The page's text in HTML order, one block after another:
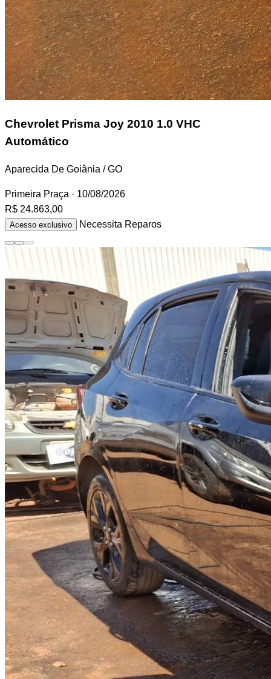
Chevrolet Prisma Joy 2010 1.0 VHC
Automático
Aparecida De Goiânia / GO
Primeira Praça · 10/08/2026
R$ 24.863,00
Acesso exclusivo Necessita Reparos